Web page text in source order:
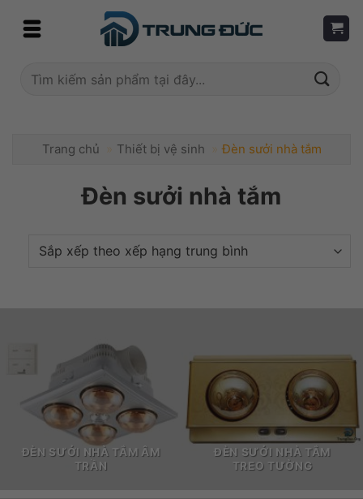
Tìm
Trang chủ » Thiết bị vệ sinh » Đèn sưởi nhà tắm
Đèn sưởi nhà tắm
ĐÈN SƯỞI NHÀ TẮM ÂM
TRẦN
ĐÈN SƯỞI NHÀ TẮM
TREO TƯỜNG